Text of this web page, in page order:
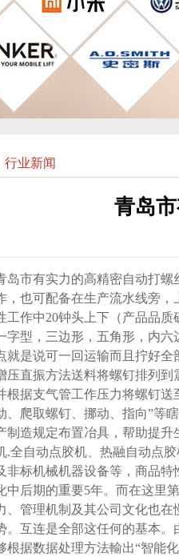
行业新闻
青岛
岛市有实力的高精密自动打
，也可配备在生产流水线旁
工作中20钟头上下（产品品
字型，三边形，五角形，内
就是说可一回运输而且拧好
压直振方法送料将螺钉排列
根据支气管工作压力将螺钉
、爬取螺钉、挪动、指向”等
制造规定布置冶具，帮助提
.全自动点胶机、热融自动点
非标机械机器设备等，商品
中后期的重要5年。而在这里
、管理机制及其公司文化也
。互连是全部这任何的基本。
根据数据处理方法輸出“智能